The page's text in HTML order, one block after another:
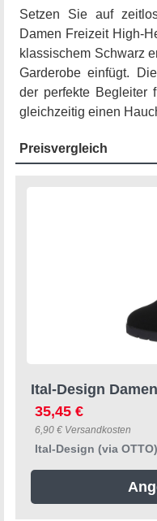
Setzen Sie auf
Damen Freizeit High-
klassischem Schwarz
Garderobe einfügt.
der perfekte Begleiter
gleichzeitig einen
Preisvergleich
35,45 €
6,90 € Versandkosten
Ital-Design (via OTTO)